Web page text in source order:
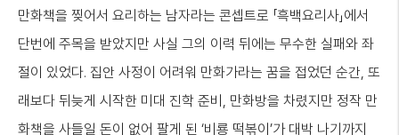
만화책을 찢어서 요리하는 남자라는 콘셉트로 「흑백요리사」에서
단번에 주목을 받았지만 사실 그의 이력 뒤에는 무수한 실패와 좌
절이 있었다. 집안 사정이 어려워 만화가라는 꿈을 접었던 순간, 또
래보다 뒤늦게 시작한 미대 진학 준비, 만화방을 차렸지만 정작 만
화책을 사들일 돈이 없어 팔게 된 ‘비룡 떡볶이’가 대박 나기까지